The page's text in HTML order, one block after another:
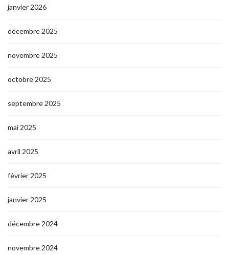
janvier 2026
décembre 2025
novembre 2025
octobre 2025
septembre 2025
mai 2025
avril 2025
février 2025
janvier 2025
décembre 2024
novembre 2024